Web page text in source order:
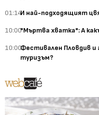
01:14И най-подходящият
10:00"Мъртва хватка": А
10:00Фестивален Пловдив и
туризъм?